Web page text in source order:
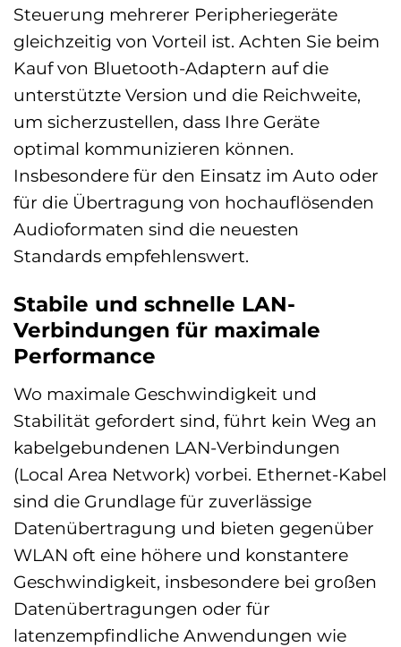
Steuerung mehrerer Peripheriegeräte
gleichzeitig von Vorteil ist. Achten Sie beim
Kauf von Bluetooth-Adaptern auf die
unterstützte Version und die Reichweite,
um sicherzustellen, dass Ihre Geräte
optimal kommunizieren können.
Insbesondere für den Einsatz im Auto oder
für die Übertragung von hochauflösenden
Audioformaten sind die neuesten
Standards empfehlenswert.
Stabile und schnelle LAN-
Verbindungen für maximale
Performance
Wo maximale Geschwindigkeit und
Stabilität gefordert sind, führt kein Weg an
kabelgebundenen LAN-Verbindungen
(Local Area Network) vorbei. Ethernet-Kabel
sind die Grundlage für zuverlässige
Datenübertragung und bieten gegenüber
WLAN oft eine höhere und konstantere
Geschwindigkeit, insbesondere bei großen
Datenübertragungen oder für
latenzempfindliche Anwendungen wie